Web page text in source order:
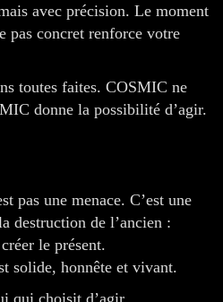
avec précision. Le moment
pas concret renforce votre
toutes faites. COSMIC ne
donne la possibilité d’agir.
pas une menace. C’est une
destruction de l’ancien :
le présent.
solide, honnête et vivant.
qui choisit d’agir.